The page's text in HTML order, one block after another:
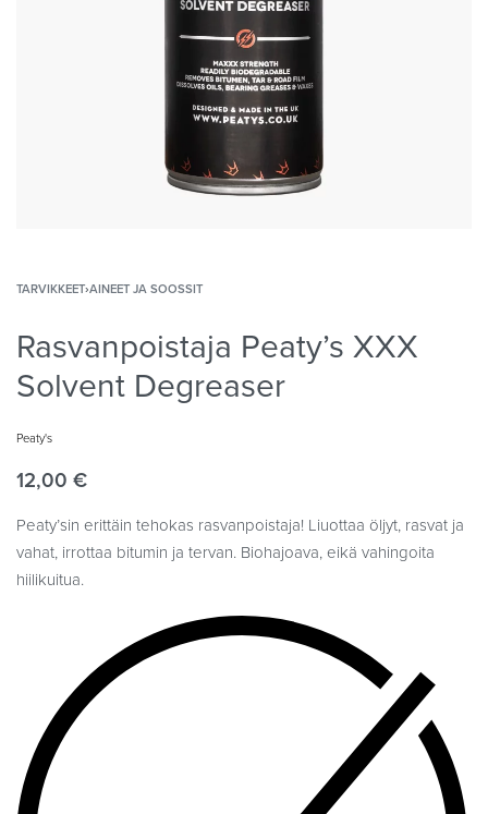
TARVIKKEET›AINEET JA SOOSSIT
Rasvanpoistaja Peaty’s XXX
Solvent Degreaser
Peaty's
12,00 €
Peaty’sin erittäin tehokas rasvanpoistaja! Liuottaa öljyt, rasvat ja
vahat, irrottaa bitumin ja tervan. Biohajoava, eikä vahingoita
hiilikuitua.